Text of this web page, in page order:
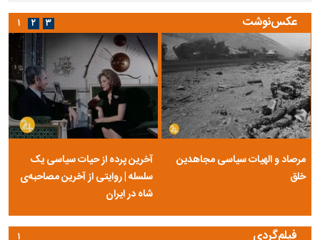
عکس‌نوشت
مرصاد و الهیات سیاسی مجاهدین
خلق
آخرین پرده از حیات سیاسی یک
سلسله | روایتی از آخرین مصاحبه‌ی
شاه در ایران
۱ ۲ ۳
فیلم‌گردی